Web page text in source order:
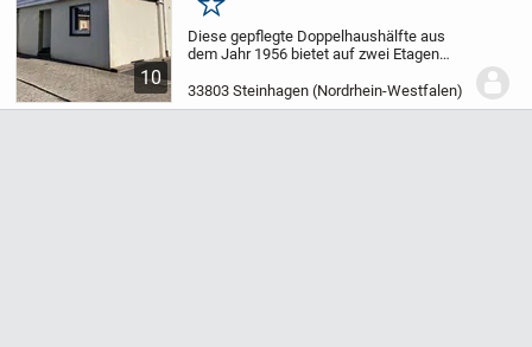
10
Merken
Diese gepflegte Doppelhaushälfte aus
dem Jahr 1956 bietet auf zwei Etagen
befindet sich auf einem ca. 372 m²
großen Grundstück. Das Haus verfügt
33803 Steinhagen (Nordrhein-Westfalen)